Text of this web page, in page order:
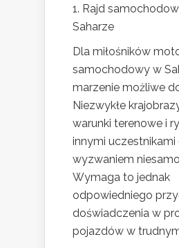
1. Rajd
Saharze
Dla miłośników
samochodowy w
marzenie możliwe
Niezwykłe
warunki terenowe i
innymi uczestnikami
wyzwaniem
Wymaga to jednak
odpowiedniego
doświadczenia w
pojazdów w